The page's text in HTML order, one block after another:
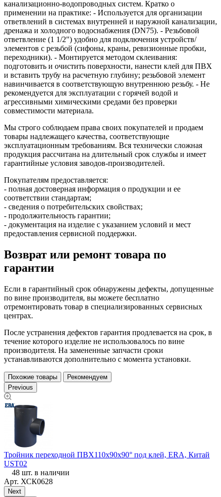
канализационно‑водопроводных систем. Кратко о
применении на практике: - Используется для организации
ответвлений в системах внутренней и наружной канализации,
дренажа и холодного водоснабжения (DN75). - Резьбовой
ответвление (1 1/2") удобно для подключения устройств/
элементов с резьбой (сифоны, краны, ревизионные пробки,
переходники). - Монтируется методом склеивания:
подготовить и очистить поверхности, нанести клей для ПВХ
и вставить трубу на расчетную глубину; резьбовой элемент
навинчивается в соответствующую внутреннюю резьбу. - Не
рекомендуется для эксплуатации с горячей водой и
агрессивными химическими средами без проверки
совместимости материала.
Мы строго соблюдаем права своих покупателей и продаем
товары надлежащего качества, соответствующие
эксплуатационным требованиям. Вся технически сложная
продукция рассчитана на длительный срок службы и имеет
гарантийные условия заводов-производителей.
Покупателям предоставляется:
- полная достоверная информация о продукции и ее
соответствии стандартам;
- сведения о потребительских свойствах;
- продолжительность гарантии;
- документация на изделие с указанием условий и мест
предоставления сервисной поддержки.
Возврат или ремонт товара по
гарантии
Если в гарантийный срок обнаружены дефекты, допущенные
по вине производителя, вы можете бесплатно
отремонтировать товар в специализированных сервисных
центрах.
После устранения дефектов гарантия продлевается на срок, в
течение которого изделие не использовалось по вине
производителя. На замененные запчасти сроки
устанавливаются дополнительно с момента установки.
Похожие товары
Рекомендуем
Previous
Тройник переходной ПВХ110х90х90° под клей, ERA, Китай
UST02
48 шт. в наличии
Арт. ХСК0628
Next